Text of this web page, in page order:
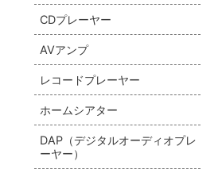
CDプレーヤー
AVアンプ
レコードプレーヤー
ホームシアター
DAP（デジタルオーディオプレ
ーヤー）